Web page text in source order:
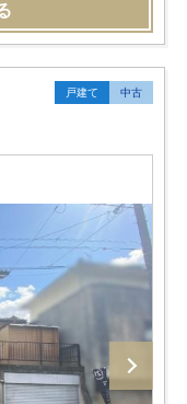
戸建て 中古